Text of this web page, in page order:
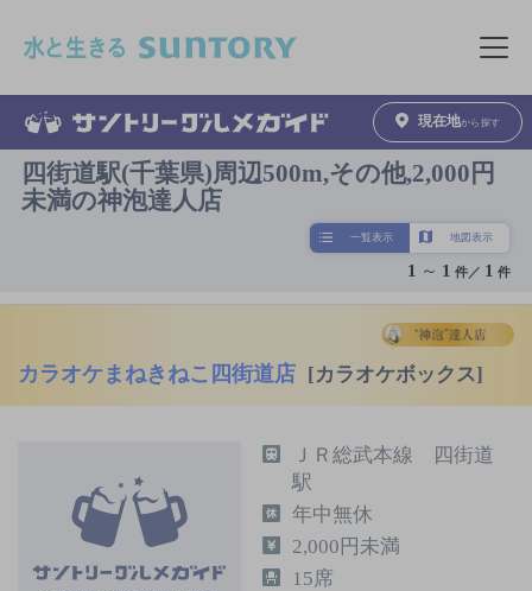
メニュ
現在地から探す
四街道駅(千葉県)周辺500m,その他,2,000円
未満の神泡達人店
一覧表示 地図表示
1 ～ 1 件／ 1 件
カラオケまねきねこ四街道店 [カラオケボックス]
ＪＲ総武本線 四街道
駅
年中無休
2,000円未満
15席